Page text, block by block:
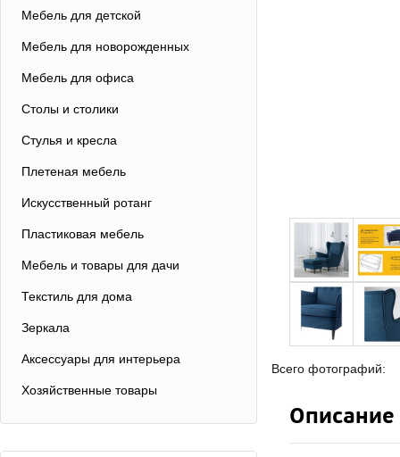
Мебель для детской
Мебель для новорожденных
Мебель для офиса
Столы и столики
Стулья и кресла
Плетеная мебель
Искусственный ротанг
Пластиковая мебель
Мебель и товары для дачи
Текстиль для дома
Зеркала
Аксессуары для интерьера
Хозяйственные товары
Всего фотографий:
Описание